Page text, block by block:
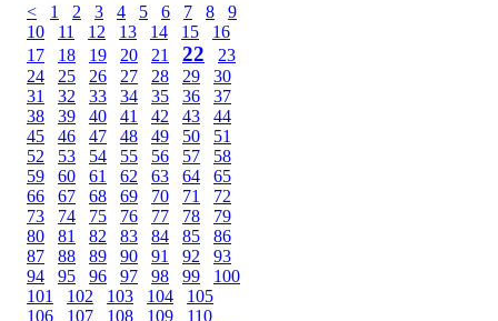
<
1 2 3 4 5 6 7 8
9
10
11 12 13 14 15
16
17
18 19 20 21 22
23
24
25 26 27 28 29
30
31
32 33 34 35 36
37
38
39 40 41 42 43
44
45
46 47 48 49 50
51
52
53 54 55 56 57
58
59
60 61 62 63 64
65
66
67 68 69 70 71
72
73
74 75 76 77 78
79
80
81 82 83 84 85
86
87
88 89 90 91 92
93
94
95 96 97 98 99
100
101
102 103 104
105
106
107 108 109
110